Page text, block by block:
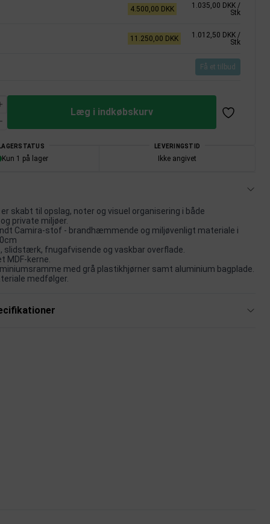
4.500,00 DKK 1.035,00 DKK /
Stk
11.250,00 DKK 1.012,50 DKK /
Stk
Få et tilbud
Læg i indkøbskurv
Kun 1 på lager
LEVERINGSTID
Ikke angivet
skabt til opslag, noter og visuel organisering i både
private miljøer.
Camira-stof - brandhæmmende og miljøvenligt materiale i
slidstærk, fnugafvisende og vaskbar overflade.
MDF-kerne.
med grå plastikhjørner samt aluminium bagplade.
medfølger.